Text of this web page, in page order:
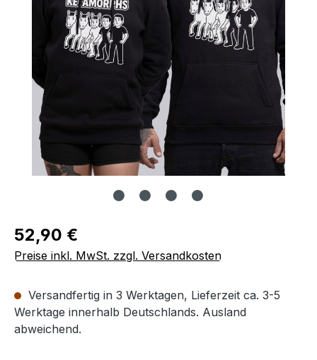
Regulärer Preis:
52,90 €
Preise inkl. MwSt. zzgl. Versandkosten
Versandfertig in 3 Werktagen, Lieferzeit ca. 3-5
Werktage innerhalb Deutschlands. Ausland
abweichend.